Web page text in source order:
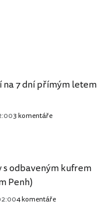
na 7 dní přímým letem
3 komentáře
s odbaveným kufrem
Penh)
4 komentáře